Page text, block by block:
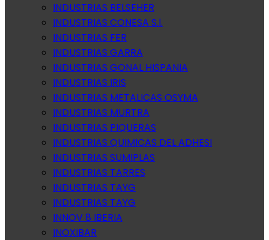
INDUSTRIAS BELSEHER
INDUSTRIAS CONESA S.l.
INDUSTRIAS FER
INDUSTRIAS GARRA
INDUSTRIAS GONAL HISPANIA
INDUSTRIAS IRIS
INDUSTRIAS METALICAS OSYMA
INDUSTRIAS MURTRA
INDUSTRIAS PIQUERAS
INDUSTRIAS QUIMICAS DEL ADHESI
INDUSTRIAS SUMIPLAS
INDUSTRIAS TARRES
INDUSTRIAS TAYG
INDUSTRIAS TAYG
INNOV 8 IBERIA
INOXIBAR